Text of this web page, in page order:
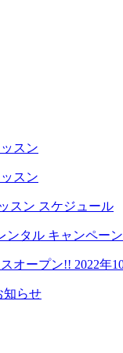
スン
スン
スン スケジュール
ンタル キャンペー
オープン!! 2022年
知らせ